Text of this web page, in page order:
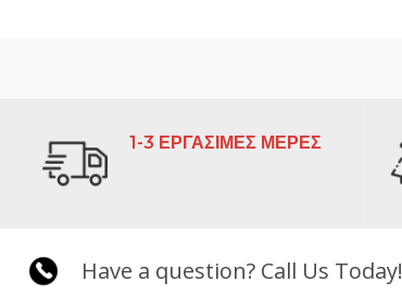
1-3 ΕΡΓΑΣΙΜΕΣ ΜΕΡΕΣ
Have a question? Call Us Today!